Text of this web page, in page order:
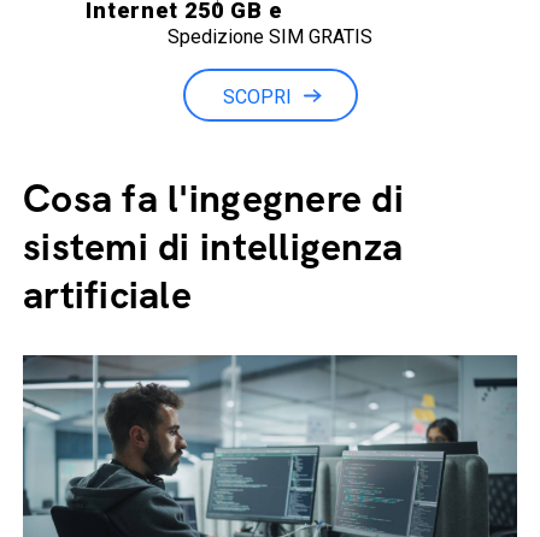
Internet 250 GB e
Minuti illimitati
Spedizione SIM GRATIS
SCOPRI
Cosa fa l'ingegnere di
sistemi di intelligenza
artificiale